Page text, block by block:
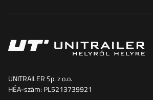
UNITRAILER Sp. z o.o.
HÉA-szám: PL5213739921